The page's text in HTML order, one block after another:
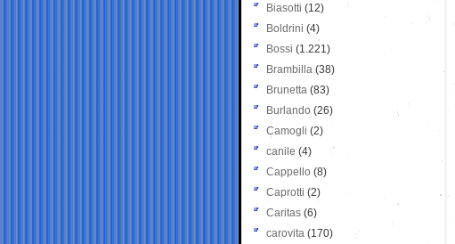
Biasotti (12)
Boldrini (4)
Bossi (1.221)
Brambilla (38)
Brunetta (83)
Burlando (26)
Camogli (2)
canile (4)
Cappello (8)
Caprotti (2)
Caritas (6)
carovita (170)